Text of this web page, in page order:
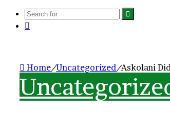
Search
Home/Uncategorized/Askolani